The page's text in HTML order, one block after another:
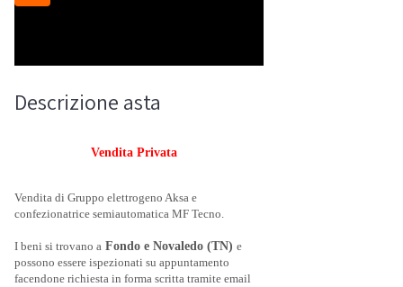
Descrizione asta
Vendita Privata
Vendita di Gruppo elettrogeno Aksa e
confezionatrice semiautomatica MF Tecno.
I beni si trovano a Fondo e Novaledo (TN) e
possono essere ispezionati su appuntamento
facendone richiesta in forma scritta tramite email